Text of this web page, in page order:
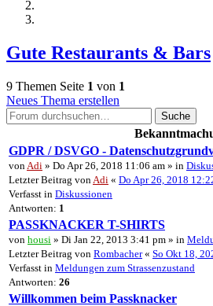
Gute Restaurants & Bars
9 Themen Seite 1 von 1
Neues Thema erstellen
Suche
GDPR / DSVGO -
von Adi » Do Apr 26, 2018 11:06 am » in
Letzter Beitrag von Adi « Do Apr 26, 2018
Verfasst in Diskussionen
Antworten: 1
PASSKNACKER T-SHIRTS
von housi » Di Jan 22, 2013 3:41 pm » in
Letzter Beitrag von Rombacher« So Okt 18,
Verfasst in Meldungen zum Strassenzustand
Antworten: 26
Willkommen beim Passknacker